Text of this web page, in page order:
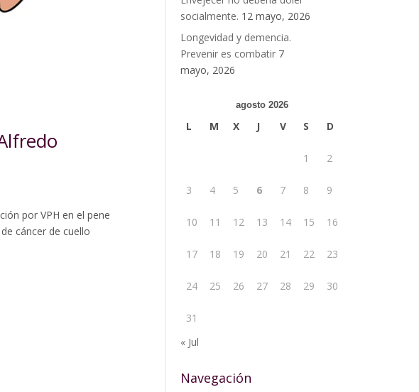
por VPH en el pene
cáncer de cuello
socialmente. 12 mayo, 2026
Longevidad y demencia.
Prevenir es combatir 7
mayo, 2026
agosto 2026
L M X J V S D
1 2
3 4 5 6 7 8 9
10 11 12 13 14 15 16
17 18 19 20 21 22 23
24 25 26 27 28 29 30
31
« Jul
Navegación